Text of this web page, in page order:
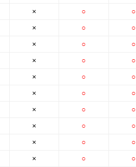
×
×
×
×
×
×
×
×
×
×
○
○
○
○
○
○
○
○
○
○
○
○
○
○
○
○
○
○
○
○